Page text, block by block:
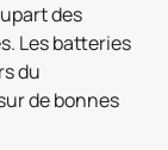
des
Les batteries
du
de bonnes